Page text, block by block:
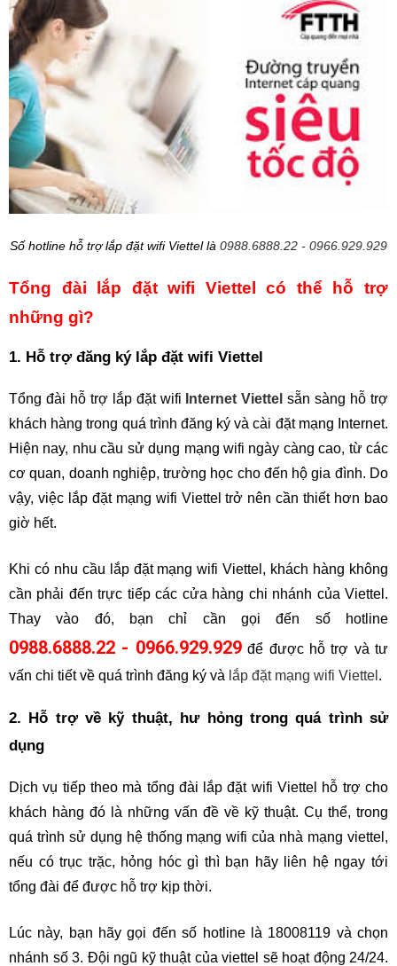
Số hotline hỗ trợ lắp đặt wifi Viettel là 0988.6888.22 - 0966.929.929
Tổng đài lắp đặt wifi Viettel có thể hỗ trợ
những gì?
1. Hỗ trợ đăng ký lắp đặt wifi Viettel
Tổng đài hỗ trợ lắp đặt wifi Internet Viettel sẵn sàng hỗ trợ
khách hàng trong quá trình đăng ký và cài đặt mạng Internet.
Hiện nay, nhu cầu sử dụng mạng wifi ngày càng cao, từ các
cơ quan, doanh nghiệp, trường học cho đến hộ gia đình. Do
vậy, việc lắp đặt mạng wifi Viettel trở nên cần thiết hơn bao
giờ hết.
Khi có nhu cầu lắp đặt mạng wifi Viettel, khách hàng không
cần phải đến trực tiếp các cửa hàng chi nhánh của Viettel.
0988.6888.22 - 0966.929.929 để được hỗ trợ và tư
vấn chi tiết về quá trình đăng ký và lắp đặt mạng wifi Viettel .
2. Hỗ trợ về kỹ thuật, hư hỏng trong quá trình sử
dụng
Dịch vụ tiếp theo mà tổng đài lắp đặt wifi Viettel hỗ trợ cho
khách hàng đó là những vấn đề về kỹ thuật. Cụ thể, trong
quá trình sử dụng hệ thống mạng wifi của nhà mạng viettel,
nếu có trục trặc, hỏng hóc gì thì bạn hãy liên hệ ngay tới
tổng đài để được hỗ trợ kịp thời.
Lúc này, bạn hãy gọi đến số hotline là 18008119 và chọn
nhánh số 3. Đội ngũ kỹ thuật của viettel sẽ hoạt động 24/24.